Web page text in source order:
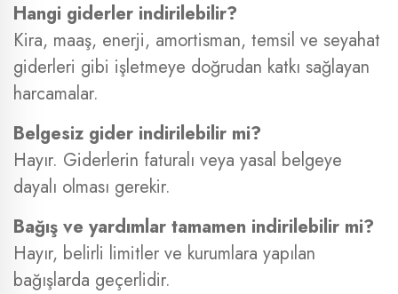
Hangi giderler indirilebilir?
Kira, maaş, enerji, amortisman, temsil ve seyahat
giderleri gibi işletmeye doğrudan katkı sağlayan
harcamalar.
Belgesiz gider indirilebilir mi?
Hayır. Giderlerin faturalı veya yasal belgeye
dayalı olması gerekir.
Bağış ve yardımlar tamamen indirilebilir mi?
Hayır, belirli limitler ve kurumlara yapılan
bağışlarda geçerlidir.